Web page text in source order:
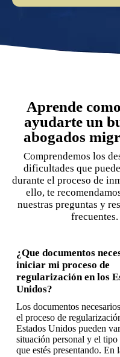
Aprende
ayudarte un
abogados
Comprendemos los
dificultades que
durante el proceso de
ello, te
nuestras preguntas y
frecuentes.
¿Que documentos
iniciar mi proceso de
regularización en los
Unidos?
Los documentos
el proceso de
Estados Unidos pueden
situación personal y el
que estés presentando. En